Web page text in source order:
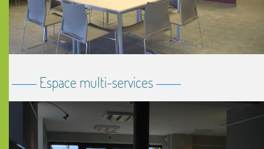
Espace multi-services